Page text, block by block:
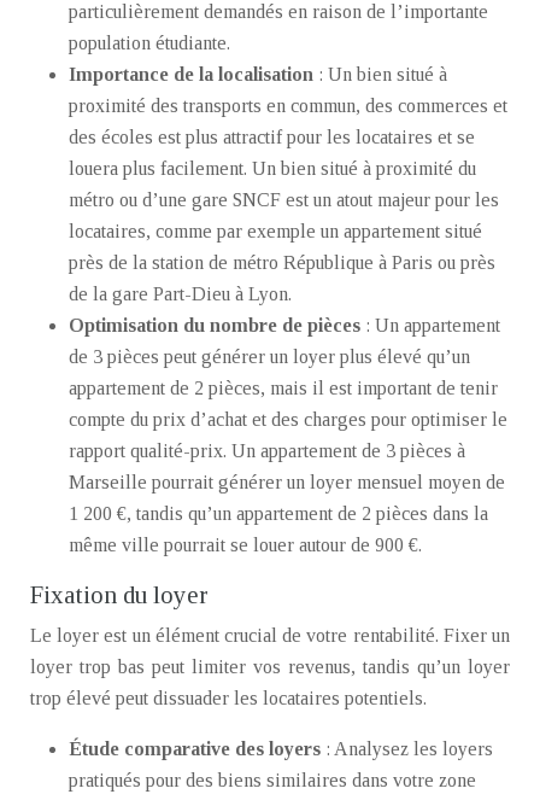
particulièrement demandés en raison de l’importante
population étudiante.
Importance de la localisation : Un bien situé à
proximité des transports en commun, des commerces et
des écoles est plus attractif pour les locataires et se
louera plus facilement. Un bien situé à proximité du
métro ou d’une gare SNCF est un atout majeur pour les
locataires, comme par exemple un appartement situé
près de la station de métro République à Paris ou près
de la gare Part-Dieu à Lyon.
Optimisation du nombre de pièces : Un appartement
de 3 pièces peut générer un loyer plus élevé qu’un
appartement de 2 pièces, mais il est important de tenir
compte du prix d’achat et des charges pour optimiser le
rapport qualité-prix. Un appartement de 3 pièces à
Marseille pourrait générer un loyer mensuel moyen de
1 200 €, tandis qu’un appartement de 2 pièces dans la
même ville pourrait se louer autour de 900 €.
Fixation du loyer
Le loyer est un élément crucial de votre rentabilité. Fixer un
loyer trop bas peut limiter vos revenus, tandis qu’un loyer
trop élevé peut dissuader les locataires potentiels.
Étude comparative des loyers : Analysez les loyers
pratiqués pour des biens similaires dans votre zone